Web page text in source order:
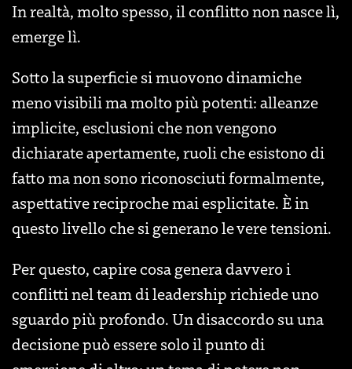
In realtà, molto spesso, il conflitto non nasce lì,
emerge lì.
Sotto la superficie si muovono dinamiche
meno visibili ma molto più potenti: alleanze
implicite, esclusioni che non vengono
dichiarate apertamente, ruoli che esistono di
fatto ma non sono riconosciuti formalmente,
aspettative reciproche mai esplicitate. È in
questo livello che si generano le vere tensioni.
Per questo, capire cosa genera davvero i
conflitti nel team di leadership richiede uno
sguardo più profondo. Un disaccordo su una
decisione può essere solo il punto di